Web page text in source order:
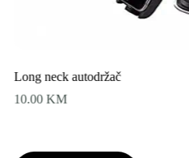
Long neck autodržač
10.00KM